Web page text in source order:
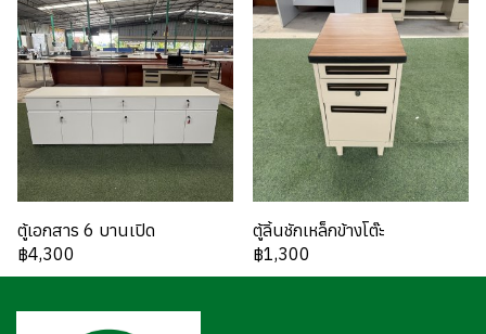
ตู้เอกสาร 6 บานเปิด
฿4,300
ตู้ลิ้นชักเหล็กข้างโต๊ะ
฿1,300